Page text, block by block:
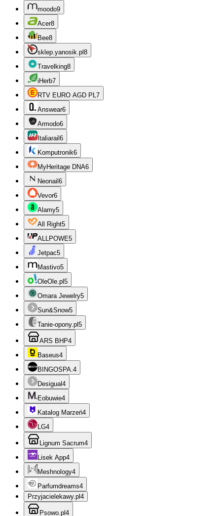
moodo9
Acer8
Bee8
sklep.yanosik.pl 8
Travelking8
iHerb7
RTV EURO AGD PL 7
Answear6
Armodo6
Italiarail 6
Komputronik6
MyHeritage DNA6
Neonail 6
Vevor6
Alamy5
All Right5
ALLPOWE5
Jetpac5
Mastivo5
OleOle.pl 5
Omara Jewelry5
Sun&Snow5
Tanie-opony.pl 5
ARS BHP4
Baseus4
BINGOSPA. 4
Desigual 4
Eobuwie4
Katalog Marzeń4
LG4
Lignum Sacrum4
Lisek App4
Meshnology4
Parfumdreams4
Przyjacielekawy.pl 4
Psowo.pl 4